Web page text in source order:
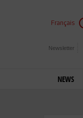
Français
Newsletter
NEWS